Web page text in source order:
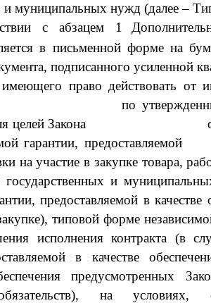
и муниципальных нужд (далее –
с абзацем 1
в письменной форме на
подписанного усиленной
право действовать от
по
целей Закона
гарантии, предоставляемой
на участие в закупке товара,
и
предоставляемой в качестве
типовой форме
исполнения контракта (в
в качестве
предусмотренных
на условиях,